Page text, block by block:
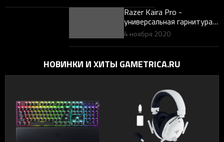
Razer Kaira Pro -
универсальная гарнитура
для Xbox
4 ноября 2020
НОВИНКИ И ХИТЫ GAMETRICA.RU